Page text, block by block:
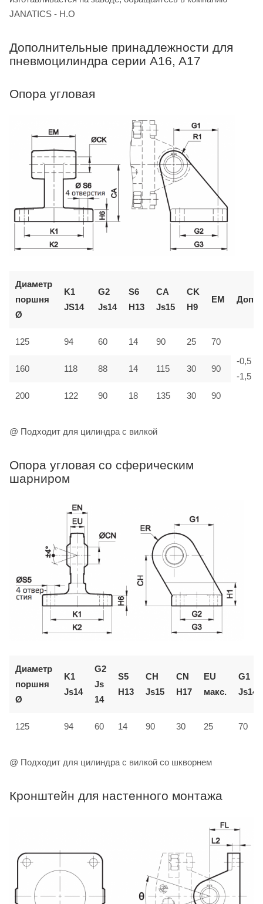
JANATICS - H.O
Дополнительные принадлежности для
пневмоцилиндра серии A16, A17
Опора угловая
Диаметр
поршня
Ø
K1
JS14
G2
Js14
S6
H13
CA
Js15
CK
H9
EM Доп.
125 94 60 14 90 25 70
-0,5
-1,5
160 118 88 14 115 30 90
200 122 90 18 135 30 90
@ Подходит для цилиндра с вилкой
Опора угловая со сферическим
шарниром
Диаметр
поршня
Ø
K1
Js14
G2
Js
14
S5
H13
CH
Js15
CN
H17
EU
макс.
G1
Js14
125 94 60 14 90 30 25 70
@ Подходит для цилиндра с вилкой со шкворнем
Кронштейн для настенного монтажа